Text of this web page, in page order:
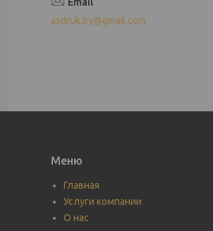
asdruk.by@gmail.com
Меню
Главная
Услуги компании
О нас